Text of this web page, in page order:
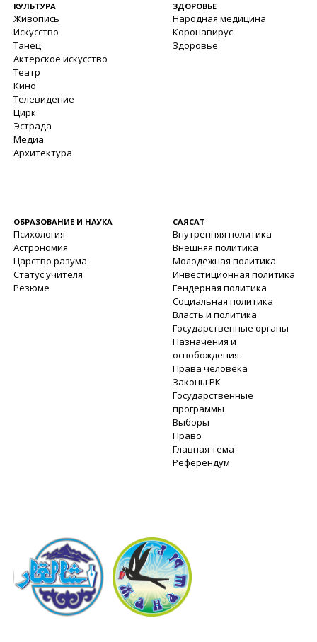
КУЛЬТУРА
Живопись
Искусство
Танец
Актерское искусство
Театр
Кино
Телевидение
Цирк
Эстрада
Медиа
Архитектура
ЗДОРОВЬЕ
Народная медицина
Коронавирус
Здоровье
ОБРАЗОВАНИЕ И НАУКА
Психология
Астрономия
Царство разума
Статус учителя
Резюме
САЯСАТ
Внутренняя политика
Внешняя политика
Молодежная политика
Инвестиционная политика
Гендерная политика
Социальная политика
Власть и политика
Государственные органы
Назначения и
освобождения
Права человека
Законы РК
Государственные
программы
Выборы
Право
Главная тема
Референдум